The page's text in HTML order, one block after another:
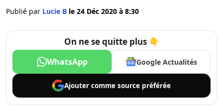
Publié par Lucie B le 24 Déc 2020 à 8:30
On ne se quitte plus 👇
WhatsApp Google Actualités
Ajouter comme source préférée